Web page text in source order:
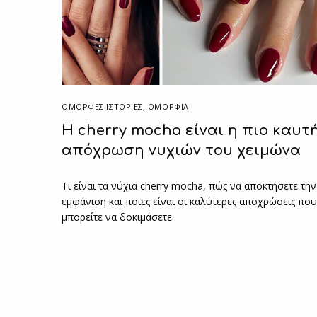
ΌΜΟΡΦΕΣ ΙΣΤΟΡΊΕΣ, ΟΜΟΡΦΙΑ
Η cherry mocha είναι η πιο
απόχρωση νυχιών του χειμώνα
Τι είναι τα νύχια cherry mocha, πώς να αποκτήσετε την
εμφάνιση και ποιες είναι οι καλύτερες αποχρώσεις που
μπορείτε να δοκιμάσετε.